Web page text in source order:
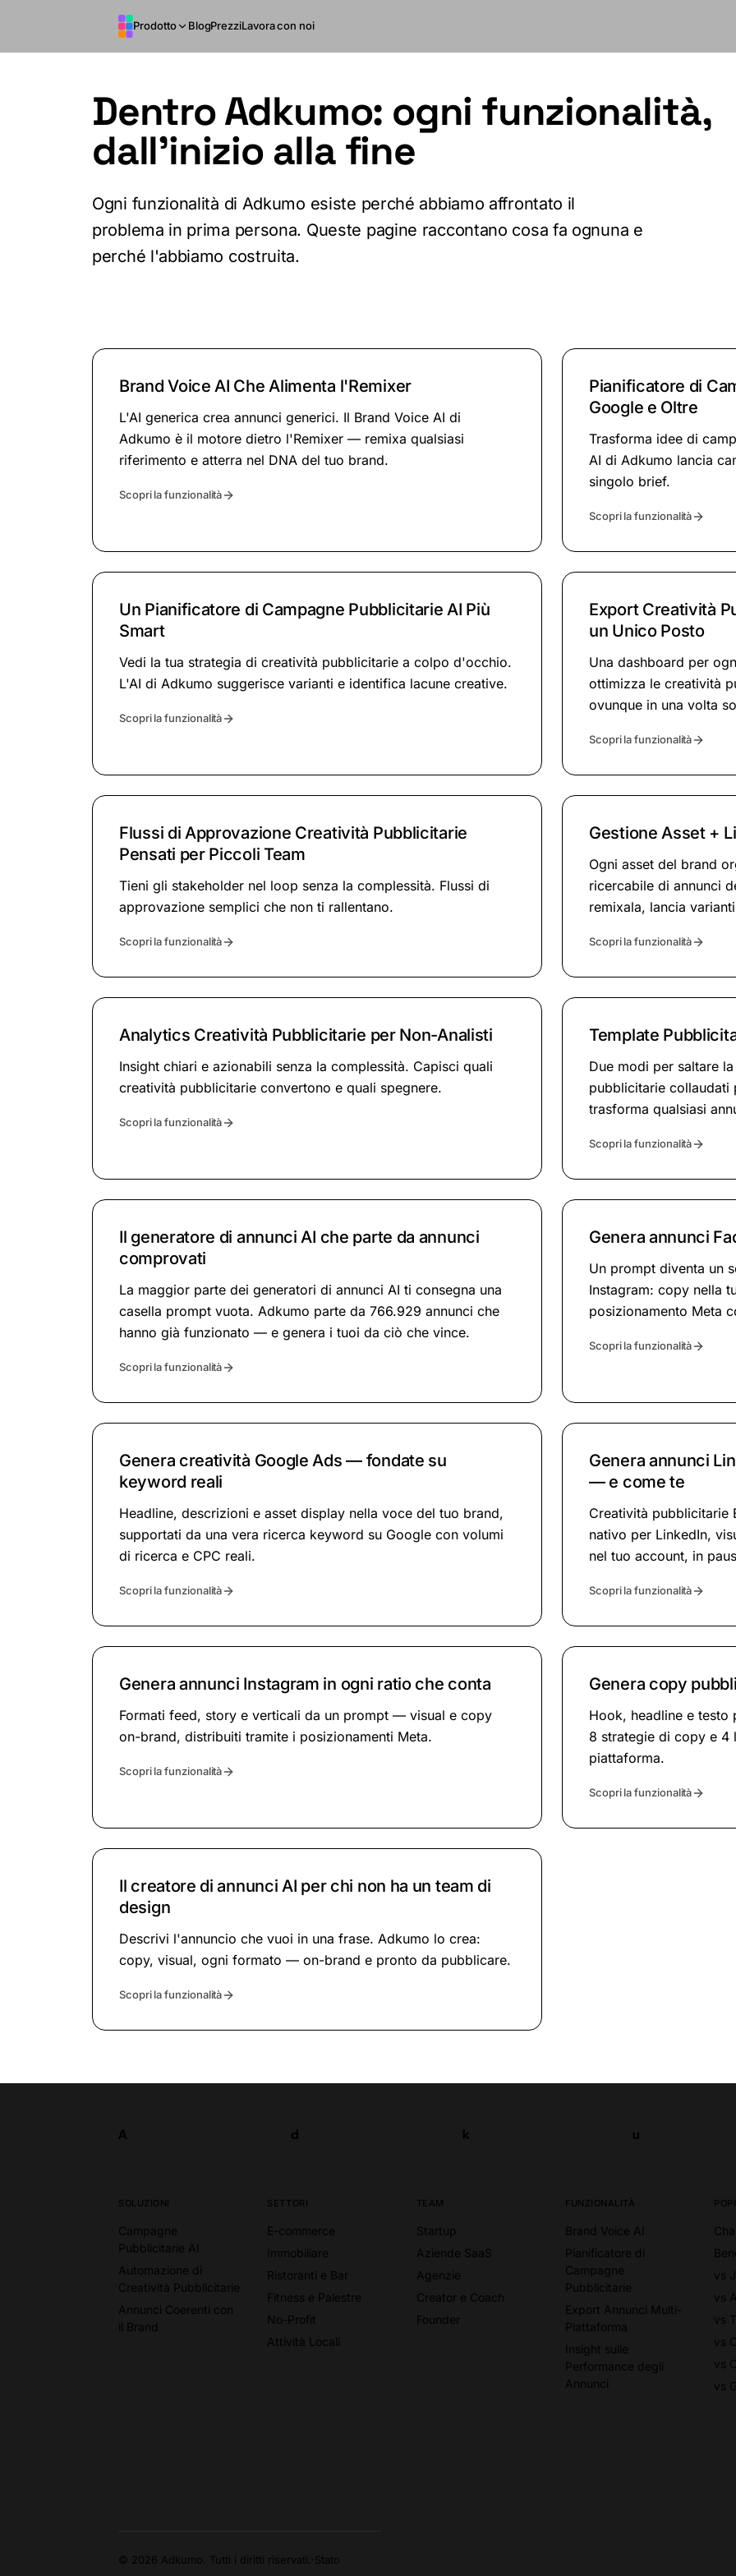
Prodotto BlogPrezziLavora con noi
Dentro Adkumo: ogni funzionalità,
dall'inizio alla fine
Ogni funzionalità di Adkumo esiste perché abbiamo affrontato il
problema in prima persona. Queste pagine raccontano cosa fa ognuna e
perché l'abbiamo costruita.
Brand Voice AI Che Alimenta l'Remixer
L'AI generica crea annunci generici. Il Brand Voice AI di
Adkumo è il motore dietro l'Remixer — remixa qualsiasi
riferimento e atterra nel DNA del tuo brand.
Scopri la funzionalità
Pianificatore di
Google e Oltre
Trasforma idee di
AI di Adkumo lancia
singolo brief.
Scopri la funzionalità
Un Pianificatore di Campagne Pubblicitarie AI Più
Smart
Vedi la tua strategia di creatività pubblicitarie a colpo d'occhio.
L'AI di Adkumo suggerisce varianti e identifica lacune creative.
Scopri la funzionalità
Export Creatività
un Unico Posto
Una dashboard per
ottimizza le creatività
ovunque in una volta
Scopri la funzionalità
Flussi di Approvazione Creatività Pubblicitarie
Pensati per Piccoli Team
Tieni gli stakeholder nel loop senza la complessità. Flussi di
approvazione semplici che non ti rallentano.
Scopri la funzionalità
Gestione Asset +
Ogni asset del brand
ricercabile di annunci
remixala, lancia
Scopri la funzionalità
Analytics Creatività Pubblicitarie per Non-Analisti
Insight chiari e azionabili senza la complessità. Capisci quali
creatività pubblicitarie convertono e quali spegnere.
Scopri la funzionalità
Template
Due modi per saltare
pubblicitarie collaudati
trasforma qualsiasi
Scopri la funzionalità
Il generatore di annunci AI che parte da annunci
comprovati
La maggior parte dei generatori di annunci AI ti consegna una
casella prompt vuota. Adkumo parte da 766.929 annunci che
hanno già funzionato — e genera i tuoi da ciò che vince.
Scopri la funzionalità
Genera annunci
Un prompt diventa un
Instagram: copy nella
posizionamento Meta
Scopri la funzionalità
Genera creatività Google Ads — fondate su
keyword reali
Headline, descrizioni e asset display nella voce del tuo brand,
supportati da una vera ricerca keyword su Google con volumi
di ricerca e CPC reali.
Scopri la funzionalità
Genera annunci
— e come te
Creatività pubblicitarie
nativo per LinkedIn,
nel tuo account, in
Scopri la funzionalità
Genera annunci Instagram in ogni ratio che conta
Formati feed, story e verticali da un prompt — visual e copy
on-brand, distribuiti tramite i posizionamenti Meta.
Scopri la funzionalità
Genera copy
Hook, headline e
8 strategie di copy e 4
piattaforma.
Scopri la funzionalità
Il creatore di annunci AI per chi non ha un team di
design
Descrivi l'annuncio che vuoi in una frase. Adkumo lo crea:
copy, visual, ogni formato — on-brand e pronto da pubblicare.
Scopri la funzionalità
A d k u
SOLUZIONI
Campagne
Pubblicitarie AI
Automazione di
Creatività Pubblicitarie
Annunci Coerenti con
il Brand
SETTORI
E-commerce
Immobiliare
Ristoranti e Bar
Fitness e Palestre
No-Profit
Attività Locali
TEAM
Startup
Aziende SaaS
Agenzie
Creator e Coach
Founder
FUNZIONALITÀ
Brand Voice AI
Pianificatore di
Campagne
Pubblicitarie
Export Annunci Multi-
Piattaforma
Insight sulle
Performance degli
Annunci
vs
vs
vs
vs
vs
vs
© 2026 Adkumo. Tutti i diritti riservati. Stato